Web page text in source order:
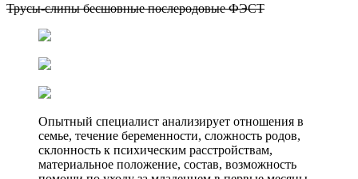
Трусы-слипы бесшовные послеродовые ФЭСТ
Опытный специалист анализирует отношения в
семье, течение беременности, сложность родов,
склонность к психическим расстройствам,
материальное положение, состав, возможность